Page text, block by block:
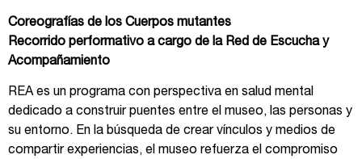
Coreografías de los Cuerpos mutantes
Recorrido performativo a cargo de la Red de Escucha y
Acompañamiento
REA es un programa con perspectiva en salud mental
dedicado a construir puentes entre el museo, las personas y
su entorno. En la búsqueda de crear vínculos y medios de
compartir experiencias, el museo refuerza el compromiso